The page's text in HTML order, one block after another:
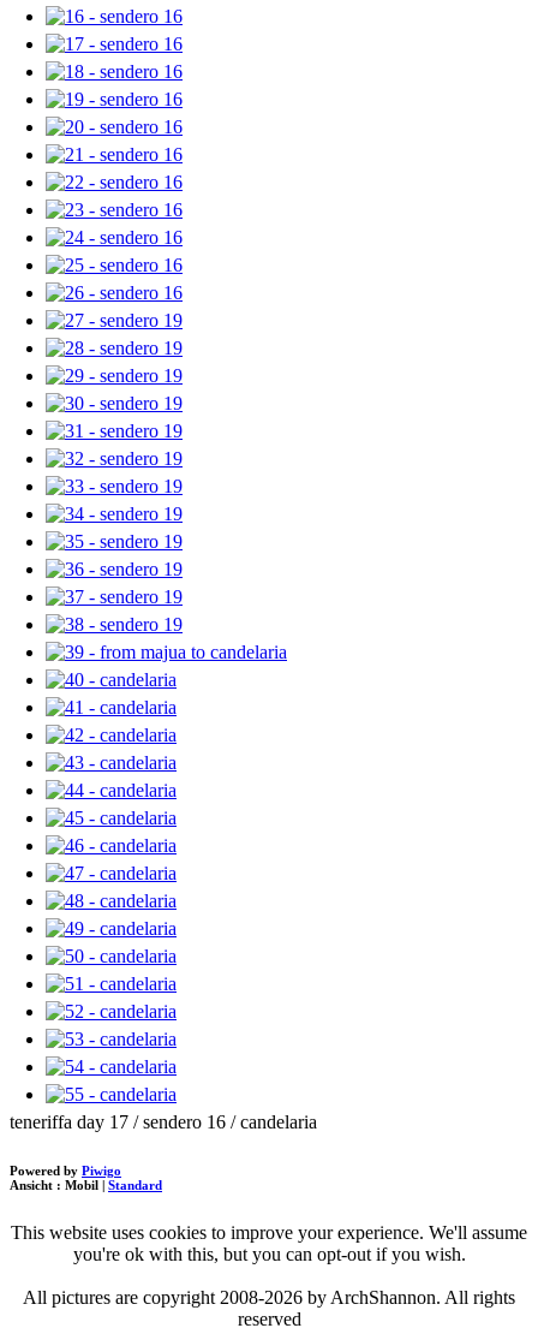
teneriffa day 17 / sendero 16 / candelaria
Powered by Piwigo
Ansicht : Mobil | Standard
This website uses cookies to improve your experience. We'll assume
you're ok with this, but you can opt-out if you wish.
All pictures are copyright 2008-2026 by ArchShannon. All rights
reserved